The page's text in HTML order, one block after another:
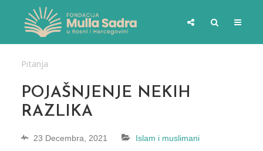
Pitanja
POJAŠNJENJE NEKIH
RAZLIKA
23 Decembra, 2021 Islam i muslimani